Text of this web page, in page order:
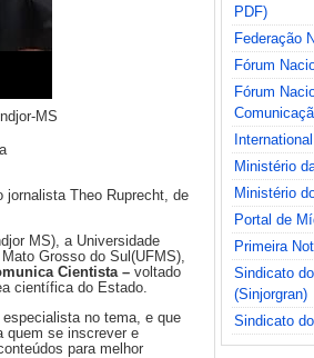
MS
Theo Ruprecht, de
MS), a Universidade
Grosso do Sul(UFMS),
Cientista – voltado
científica do Estado.
no tema, e que
quem se inscrever e
para melhor
PDF)
Federação
Fórum
Fórum
Ministério
Ministério
Portal de
Primeira
Sindicato
(Sinjorgran)
Sindicato